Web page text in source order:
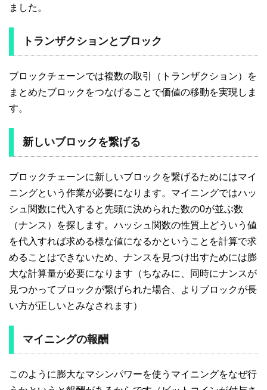
ました。
トランザクションとブロック
ブロックチェーンでは複数の取引（トランザクション）を
まとめたブロックをつなげることで価値の移動を実現しま
す。
新しいブロックを繋げる
ブロックチェーンに新しいブロックを繋げるためにはマイ
ニングという作業が必要になります。マイニングではハッ
シュ関数に代入すると先頭に決められた数の0が並ぶ数
（ナンス）を探します。ハッシュ関数の性質上どういう値
を代入すれば求める様な値になるかということを計算で求
めることはできないため、ナンスを見つけ出すためには膨
大な計算量が必要になります（ちなみに、同時にナンスが
見つかってブロックが繋げられた場合、よりブロックが長
い方が正しいとみなされます）
マイニングの報酬
このように膨大なマシンパワーを使うマイニングをなぜ行